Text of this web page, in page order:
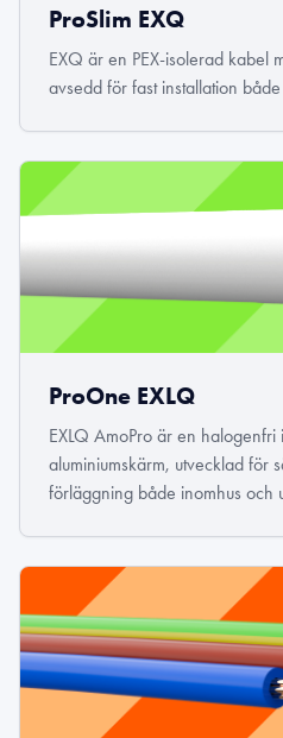
ProSlim EXQ
EXQ är en PEX-isolerad kabel
avsedd för fast installation
ProOne EXLQ
EXLQ AmoPro är en
aluminiumskärm, utvecklad för
förläggning både inomhus och